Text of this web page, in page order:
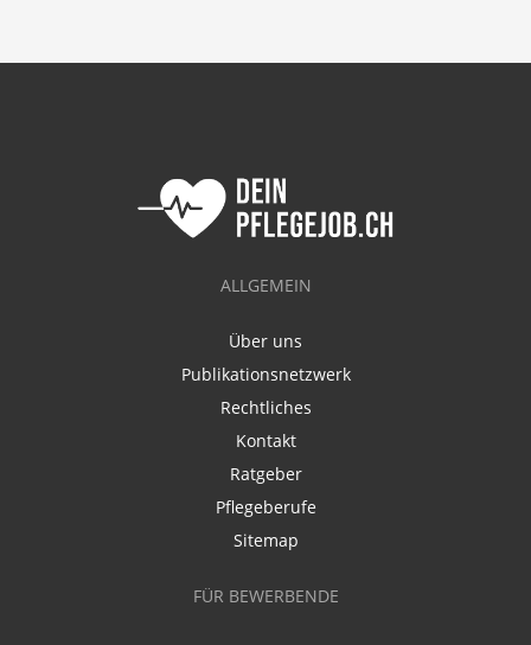
ALLGEMEIN
Über uns
Publikationsnetzwerk
Rechtliches
Kontakt
Ratgeber
Pflegeberufe
Sitemap
FÜR BEWERBENDE